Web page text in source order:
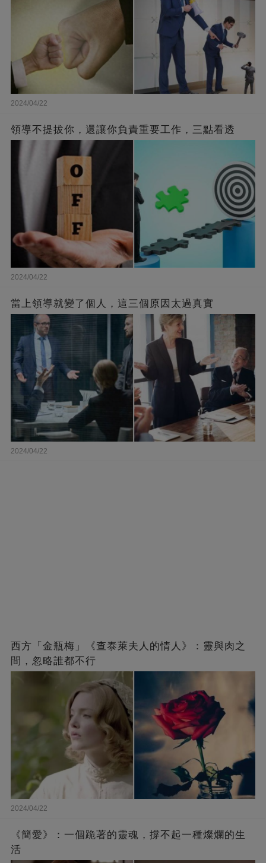
2024/04/22
領導不提拔你，還讓你負責重要工作，三點看透
2024/04/22
當上領導就變了個人，這三個原因太過真實
2024/04/22
西方「金瓶梅」《查泰萊夫人的情人》：靈與肉之
間，忽略誰都不行
2024/04/22
《簡愛》：一個跪著的靈魂，撐不起一種燦爛的生
活